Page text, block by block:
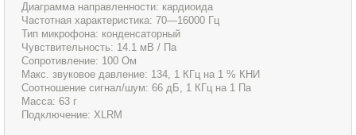
Диаграмма направленности: кардиоида
Частотная характеристика: 70—16000 Гц
Тип микрофона: конденсаторный
Чувствительность: 14.1 мВ / Па
Сопротивление: 100 Ом
Макс. звуковое давление: 134, 1 КГц на 1 % КНИ
Соотношение сигнал/шум: 66 дБ, 1 КГц на 1 Па
Масса: 63 г
Подключение: XLRM